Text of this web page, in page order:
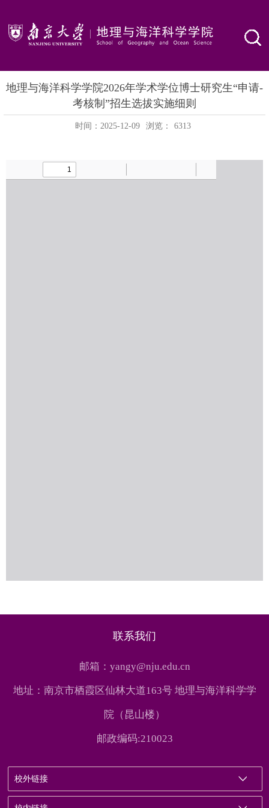
地理与海洋科学学院2026年学术学位博士研究生“申请-
考核制”招生选拔实施细则
时间：2025-12-09 浏览： 6313
联系我们
邮箱：yangy@nju.edu.cn
地址：南京市栖霞区仙林大道163号 地理与海洋科学学
院（昆山楼）
邮政编码:210023
校外链接